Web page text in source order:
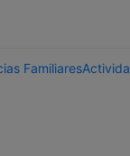
Familiares